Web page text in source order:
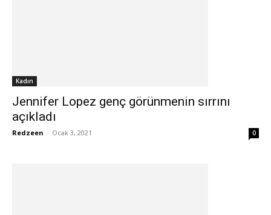
Kadın
Jennifer Lopez genç görünmenin sırrını
açıkladı
Redzeen - Ocak 3, 2021 0